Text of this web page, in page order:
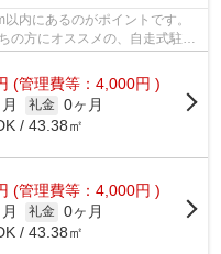
内にあるのがポイントです。
の方にオススメの、自走式駐車
(管理費等：4,000円 )
礼金 0ヶ月
/ 43.38㎡
(管理費等：4,000円 )
礼金 0ヶ月
/ 43.38㎡